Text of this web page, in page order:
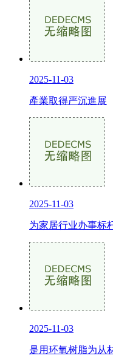
2025-11-03
產業取得严沉進展
2025-11-03
为家居行业办事标
2025-11-03
是用环氧树脂为从